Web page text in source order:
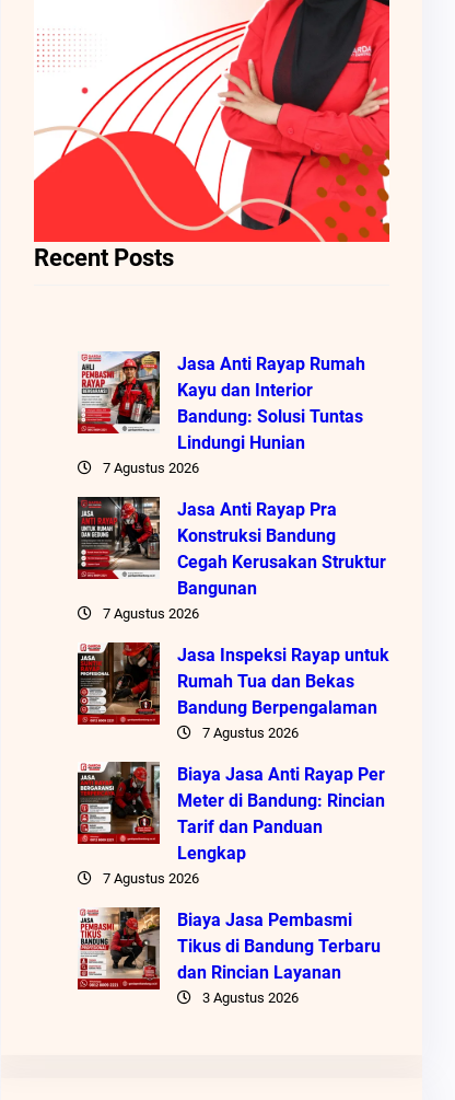
Recent Posts
Jasa Anti Rayap Rumah
Kayu dan Interior
Bandung: Solusi Tuntas
Lindungi Hunian
7 Agustus 2026
Jasa Anti Rayap Pra
Konstruksi Bandung
Cegah Kerusakan Struktur
Bangunan
7 Agustus 2026
Jasa Inspeksi Rayap untuk
Rumah Tua dan Bekas
Bandung Berpengalaman
7 Agustus 2026
Biaya Jasa Anti Rayap Per
Meter di Bandung: Rincian
Tarif dan Panduan
Lengkap
7 Agustus 2026
Biaya Jasa Pembasmi
Tikus di Bandung Terbaru
dan Rincian Layanan
3 Agustus 2026